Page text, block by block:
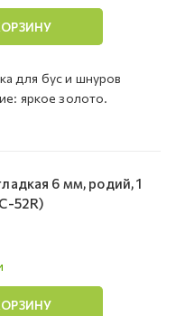
для бус и шнуров
яркое золото.
6 мм, родий, 1
52R)